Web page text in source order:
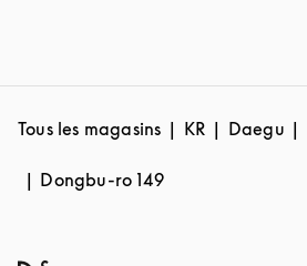
Tous les magasins KR Daegu
Dongbu-ro 149